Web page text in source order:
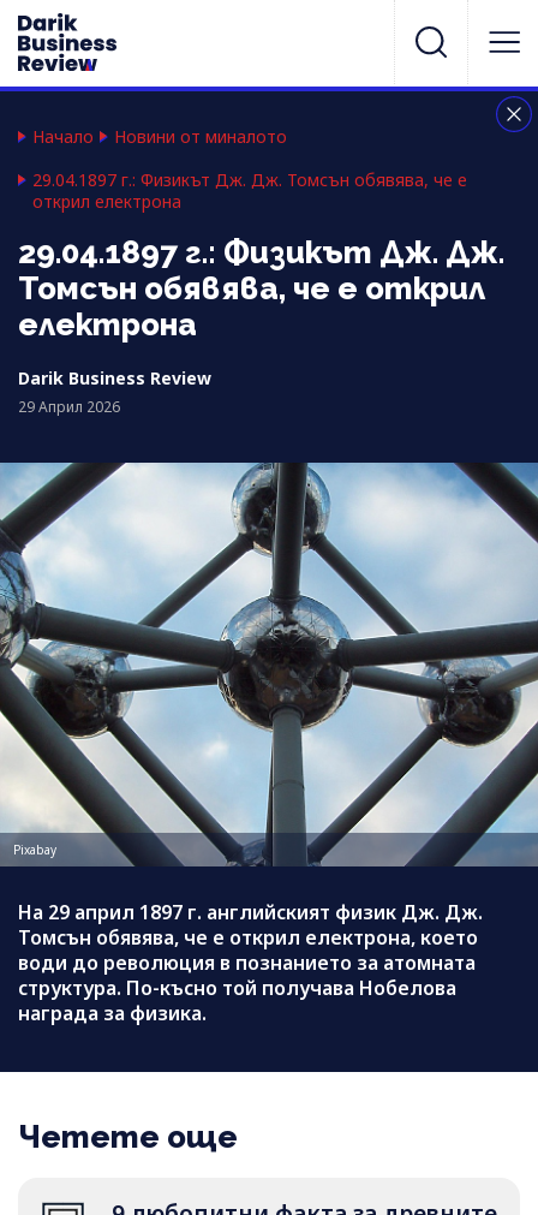
Начало
Новини от миналото
29.04.1897 г.: Физикът Дж. Дж. Томсън обявява, че е
открил електрона
Pixabay
29.04.1897 г.: Физикът Дж. Дж.
Томсън обявява, че е открил
електрона
Darik Business Review
29 Април 2026
На 29 април 1897 г. английският физик Дж. Дж.
Томсън обявява, че е открил електрона, което
води до революция в познанието за атомната
структура. По-късно той получава Нобелова
награда за физика.
Четете още